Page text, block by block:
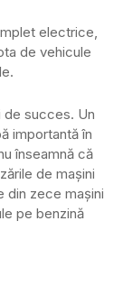
electrice,
de vehicule
de succes. Un
importantă în
înseamnă că
de mașini
din zece mașini
pe benzină